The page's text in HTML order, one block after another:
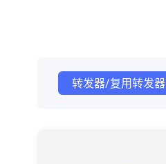
转发器/复用转发器